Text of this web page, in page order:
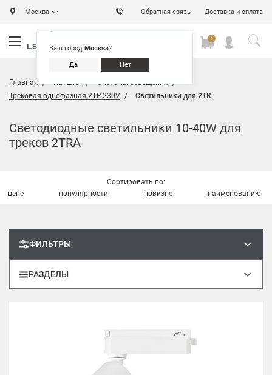
Москва
Ваш город Москва?
Да Нет
Обратная связь Доставка и оплата
0
Главная Каталог
Системы освещения
Трековая однофазная 2TR 230V
Светильники для 2TR
Светодиодные светильники 10-40W для
треков 2TRA
РАЗДЕЛЫ
ФИЛЬТРЫ
Сортировать по:
цене
популярности новизне наименованию